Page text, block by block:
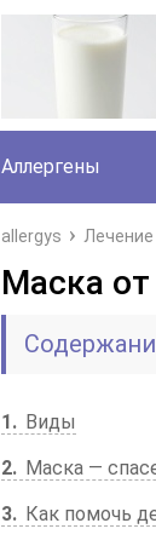
Аллергены
allergys Лечение
Маска
1
Виды
2
Маска —
3
Как помочь